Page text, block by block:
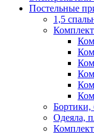
Постельные
1,5
Бортики,
Одеяла,